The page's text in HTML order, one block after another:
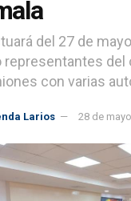
del 27 de
representantes del
con varias
Larios 28 de